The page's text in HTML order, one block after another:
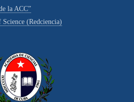
la ACC”
(Redciencia)